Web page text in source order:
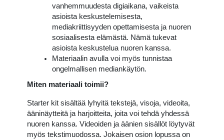
vanhemmuudesta digiaikana, vaikeista
asioista keskustelemisesta,
mediakriittisyyden opettamisesta ja nuoren
sosiaalisesta elämästä. Nämä tukevat
asioista keskustelua nuoren kanssa.
Materiaalin avulla voi myös tunnistaa
ongelmallisen mediankäytön.
Miten materiaali toimii?
Starter kit sisältää lyhyitä tekstejä, visoja, videoita,
ääninäytteitä ja harjoitteita, joita voi tehdä yhdessä
nuoren kanssa. Videoiden ja äänien sisällöt löytyvät
myös tekstimuodossa. Jokaisen osion lopussa on